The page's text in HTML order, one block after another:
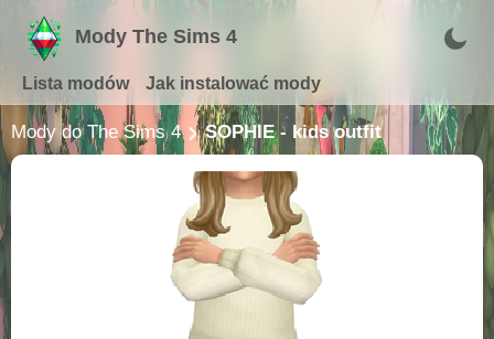
Mody The Sims 4
Lista modów Jak instalować mody
Mody do The Sims 4 SOPHIE - kids outfit